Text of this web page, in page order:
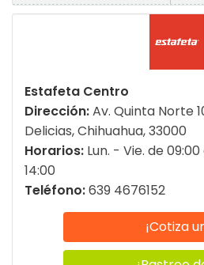
Estafeta Centro
Dirección:Av. Quinta Norte
Delicias, Chihuahua, 33000
Horarios: Lun. - Vie. de 09:00
14:00
Teléfono:639 4676152
¡Cotiza